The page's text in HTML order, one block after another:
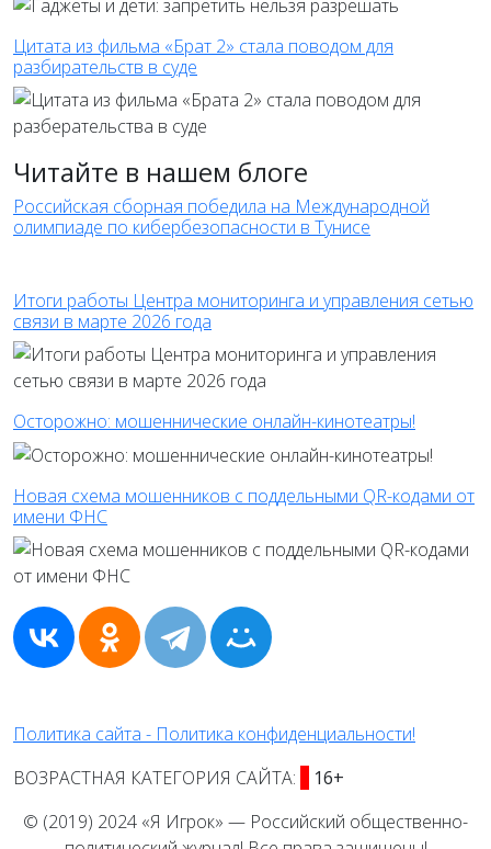
Цитата из фильма «Брат 2» стала поводом для
разбирательств в суде
Читайте в нашем блоге
Российская сборная победила на Международной
олимпиаде по кибербезопасности в Тунисе
Итоги работы Центра мониторинга и управления сетью
связи в марте 2026 года
Осторожно: мошеннические онлайн-кинотеатры!
Новая схема мошенников с поддельными QR-кодами от
имени ФНС
Политика сайта - Политика конфиденциальности!
ВОЗРАСТНАЯ КАТЕГОРИЯ САЙТА:
16+
© (2019) 2024 «Я Игрок» — Российский общественно-